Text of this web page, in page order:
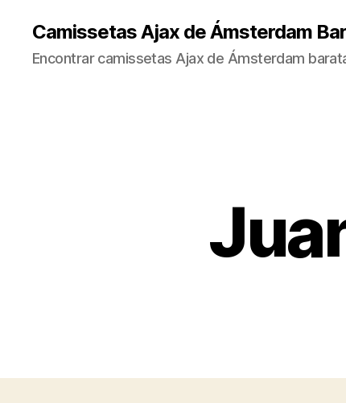
Camissetas Ajax de Ámsterdam
Encontrar camissetas Ajax de Ámsterdam